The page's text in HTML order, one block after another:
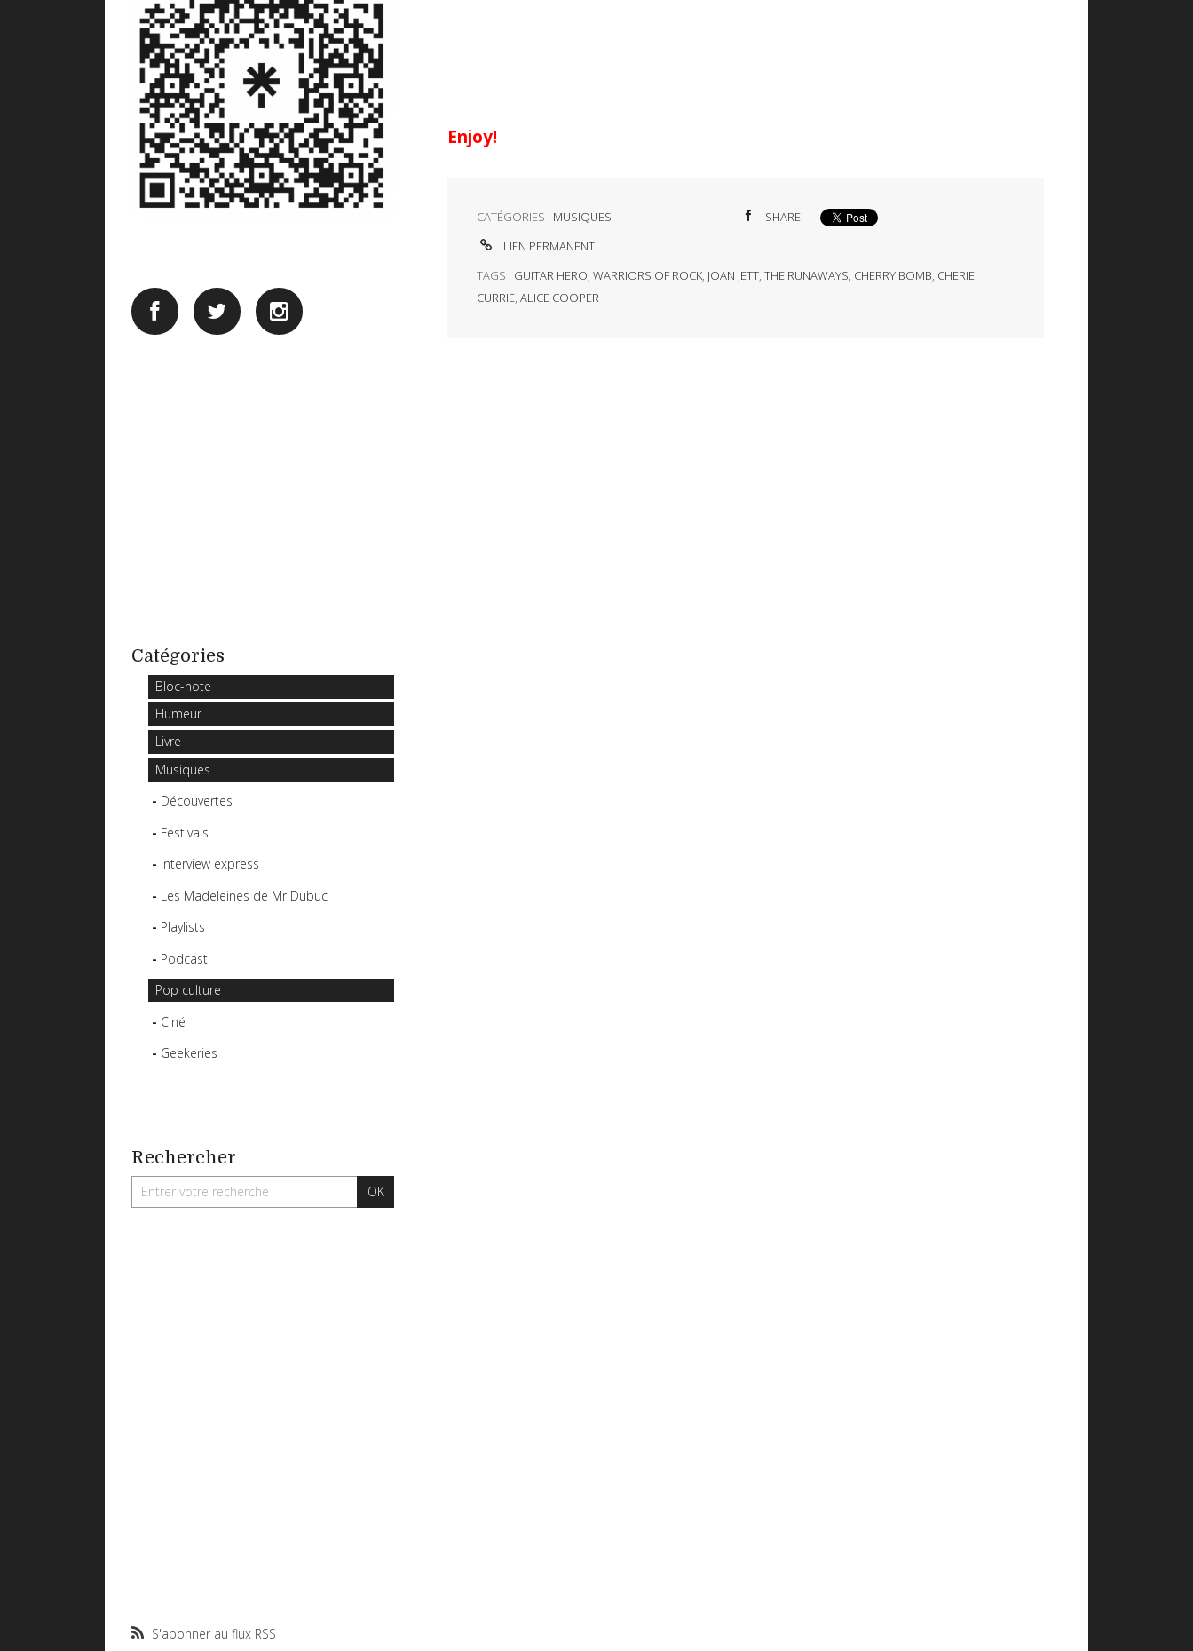
Catégories
Bloc-note
Humeur
Livre
Musiques
Découvertes
Festivals
Interview express
Les Madeleines de Mr Dubuc
Playlists
Podcast
Pop culture
Ciné
Geekeries
Rechercher
S'abonner au flux RSS
Enjoy!
CATÉGORIES : MUSIQUES
SHARE
LIEN PERMANENT
TAGS : GUITAR HERO, WARRIORS OF ROCK, JOAN JETT, THE RUNAWAYS, CHERRY BOMB, CHERIE
CURRIE, ALICE COOPER